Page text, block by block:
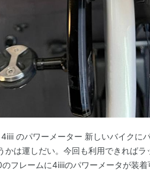
のパワーメーター 新しいバイクに
かは運しだい。今回も利用できれば
フレームに4iiiiのパワーメータが装着